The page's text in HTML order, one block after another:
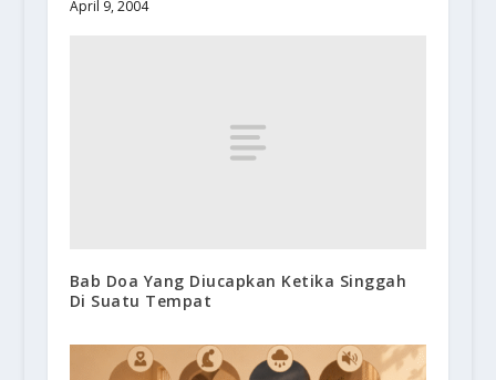
April 9, 2004
Bab Doa Yang Diucapkan Ketika Singgah
Di Suatu Tempat